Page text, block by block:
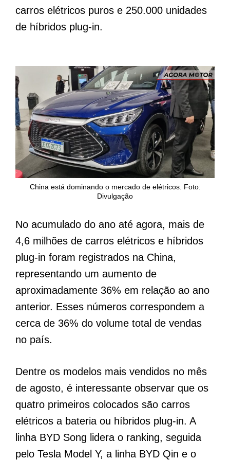
carros elétricos puros e 250.000 unidades
de híbridos plug-in.
China está dominando o mercado de elétricos. Foto:
Divulgação
No acumulado do ano até agora, mais de
4,6 milhões de carros elétricos e híbridos
plug-in foram registrados na China,
representando um aumento de
aproximadamente 36% em relação ao ano
anterior. Esses números correspondem a
cerca de 36% do volume total de vendas
no país.
Dentre os modelos mais vendidos no mês
de agosto, é interessante observar que os
quatro primeiros colocados são carros
elétricos a bateria ou híbridos plug-in. A
linha BYD Song lidera o ranking, seguida
pelo Tesla Model Y, a linha BYD Qin e o